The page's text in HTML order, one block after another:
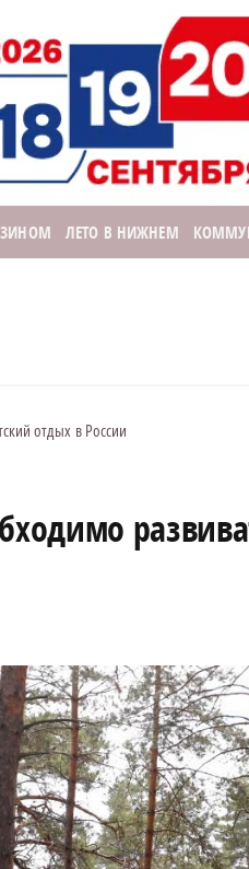
ЛЕТО В НИЖНЕМ
отдых в России